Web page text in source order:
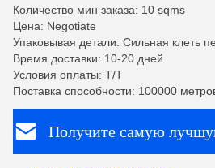
Количество мин заказа: 10 sqms
Цена: Negotiate
Упаковывая детали: Сильная клеть
Время доставки: 10-20 дней
Условия оплаты: T/T
Поставка способности: 100000
Получите самую